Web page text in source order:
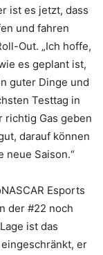
ist es jetzt, dass
und fahren
Out. „Ich hoffe,
es geplant ist,
guter Dinge und
Testtag in
richtig Gas geben
darauf können
neue Saison.“
Esports
der #22 noch
ist das
er